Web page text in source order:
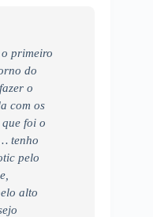
primeiro
do
o
com os
foi o
tenho
pelo
alto